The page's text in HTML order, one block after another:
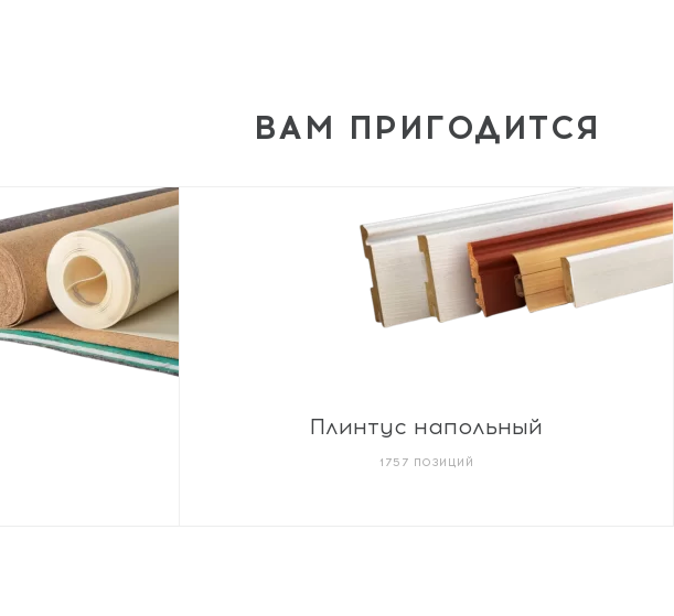
ВАМ ПРИГОДИТСЯ
Плинтус напольный
1757 ПОЗИЦИЙ